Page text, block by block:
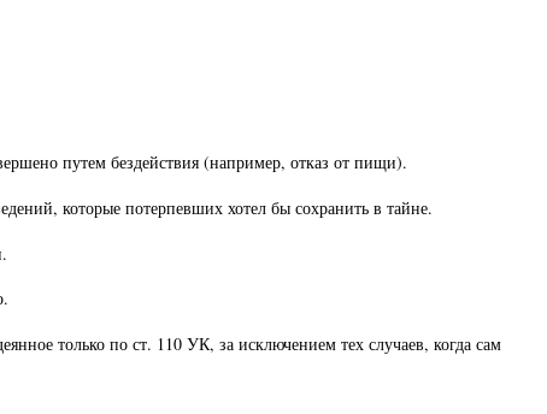
путем бездействия (например, отказ от пищи).
которые потерпевших хотел бы сохранить в тайне.
только по ст. 110 УК, за исключением тех случаев, когда сам